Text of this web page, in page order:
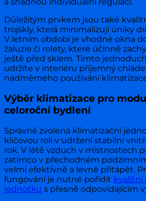
a snadnou individuální regulaci.
Důležitým prvkem jsou také
trojskly, která minimalizují úniky
V letním období je vhodné okna
žaluzie či rolety, které účinně
ještě před sklem. Tímto
udržíte v interiéru příjemný
nadměrného používání
Výběr klimatizace pro
celoroční bydlení
Správně zvolená klimatizační
klíčovou roli v udržení stabilní
rok. V létě vzduch v místnostech
zatímco v přechodném
velmi efektivně a levně přitápět.
fungování je nutné pořídit kvalitní
jednotku s přesně odpovídajícím